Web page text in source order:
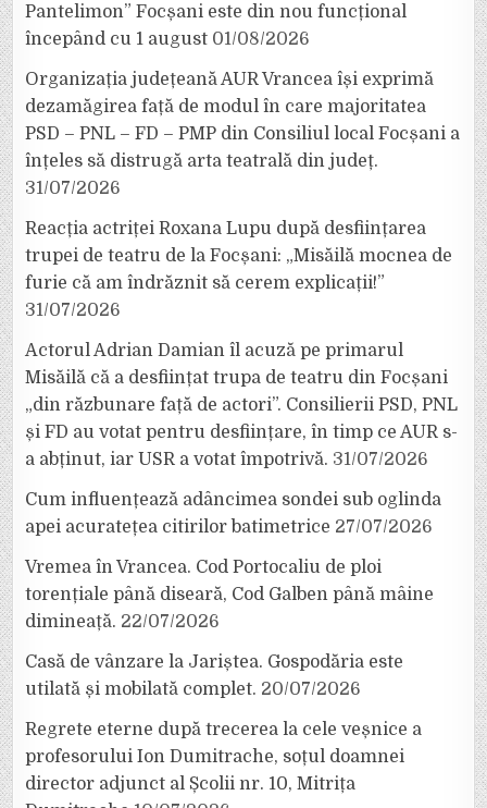
Pantelimon” Focșani este din nou funcțional
începând cu 1 august 01/08/2026
Organizația județeană AUR Vrancea își exprimă
dezamăgirea față de modul în care majoritatea
PSD – PNL – FD – PMP din Consiliul local Focșani a
înțeles să distrugă arta teatrală din județ.
31/07/2026
Reacția actriței Roxana Lupu după desființarea
trupei de teatru de la Focșani: „Misăilă mocnea de
furie că am îndrăznit să cerem explicații!”
31/07/2026
Actorul Adrian Damian îl acuză pe primarul
Misăilă că a desființat trupa de teatru din Focșani
„din răzbunare față de actori”. Consilierii PSD, PNL
și FD au votat pentru desființare, în timp ce AUR s-
a abținut, iar USR a votat împotrivă. 31/07/2026
Cum influențează adâncimea sondei sub oglinda
apei acuratețea citirilor batimetrice 27/07/2026
Vremea în Vrancea. Cod Portocaliu de ploi
torențiale până diseară, Cod Galben până mâine
dimineață. 22/07/2026
Casă de vânzare la Jariștea. Gospodăria este
utilată și mobilată complet. 20/07/2026
Regrete eterne după trecerea la cele veșnice a
profesorului Ion Dumitrache, soțul doamnei
director adjunct al Școlii nr. 10, Mitrița